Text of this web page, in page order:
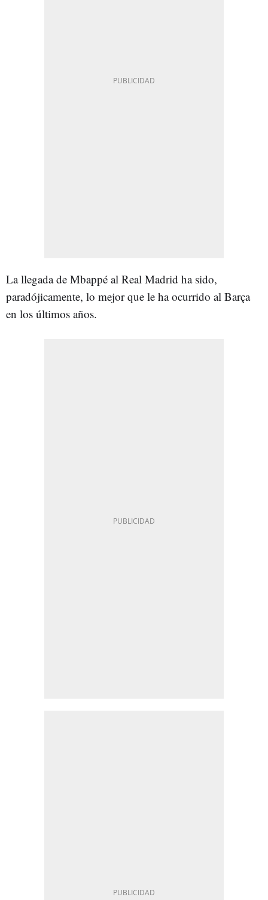
La llegada de Mbappé al Real Madrid ha sido,
paradójicamente, lo mejor que le ha ocurrido al Barça
en los últimos años.